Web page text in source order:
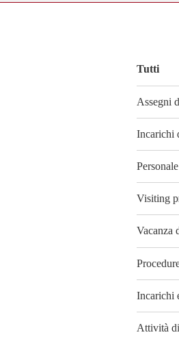
Tutti
Assegni
Incarichi
Visiting
Vacanza
Incarichi
Attività